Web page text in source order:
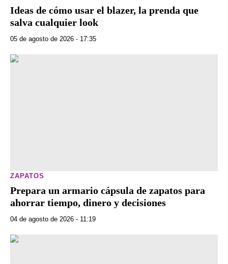
Ideas de cómo usar el blazer, la prenda que
salva cualquier look
05 de agosto de 2026 - 17:35
ZAPATOS
Prepara un armario cápsula de zapatos para
ahorrar tiempo, dinero y decisiones
04 de agosto de 2026 - 11:19